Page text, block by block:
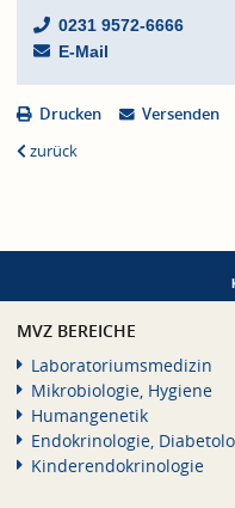
0231 9572-6666
E-Mail
Drucken Versenden
zurück
MVZ BEREICHE
Laboratoriumsmedizin
Mikrobiologie, Hygiene
Humangenetik
Endokrinologie,
Kinderendokrinologie